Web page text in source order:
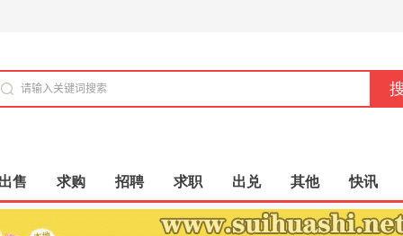
售 求购 招聘 求职 出兑 其他 快讯